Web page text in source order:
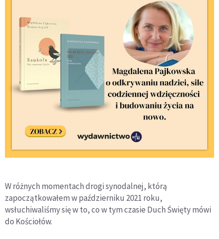
W różnych momentach drogi synodalnej, którą
zapoczątkowałem w październiku 2021 roku,
wsłuchiwaliśmy się w to, co w tym czasie Duch Święty mówi
do Kościołów.